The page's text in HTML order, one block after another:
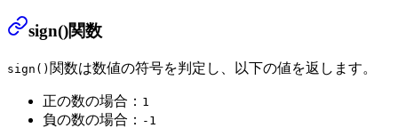
sign()関数
sign() 関数は数値の符号を判定し、以下の値を返します。
正の数の場合： 1
負の数の場合： -1